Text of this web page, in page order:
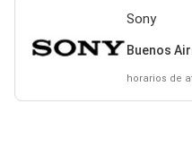
Sony
Buenos
horarios de